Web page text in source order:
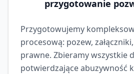
przygotowanie
Przygotowujemy
procesową: pozew,
prawne. Zbieramy wszystkie
potwierdzające abuzywność